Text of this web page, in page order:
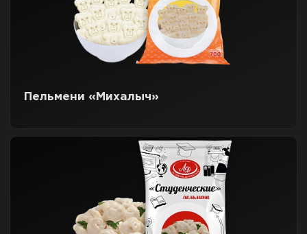
Пельмени «Михалыч»